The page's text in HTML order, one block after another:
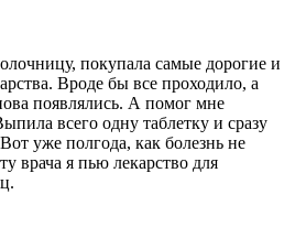
покупала самые дорогие и
Вроде бы все проходило, а
появлялись. А помог мне
всего одну таблетку и сразу
уже полгода, как болезнь не
врача я пью лекарство для